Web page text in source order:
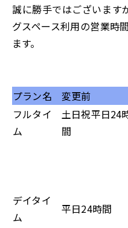
誠に勝手ではございます
グスペース利用の営業時
ます。
プラン名 変更前
フルタイ
ム
土日祝平日24
間
デイタイ
ム
平日24時間